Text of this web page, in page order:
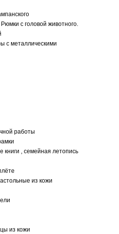
с головой животного.
с металлическими
работы
книги , семейная летопись
из кожи
из кожи